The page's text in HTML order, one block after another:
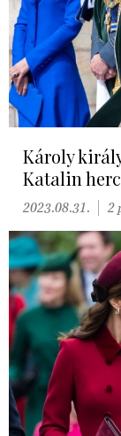
Károly
Katalin
2023.08.31. 2